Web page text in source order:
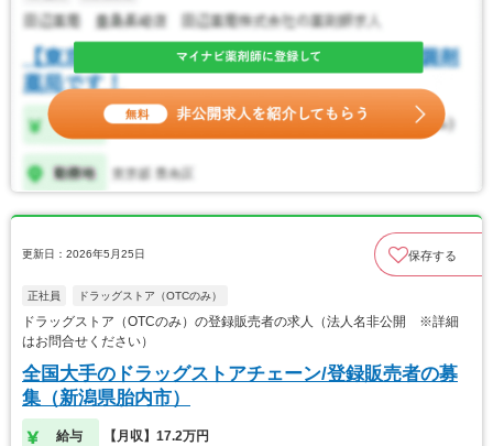
更新日：2026年5月25日 保存する
正社員 ドラッグストア（OTCのみ）
ドラッグストア（OTCのみ）の登録販売者の求人（法人名非公開 ※詳細
はお問合せください）
全国大手のドラッグストアチェーン/登録販売者の募
集（新潟県胎内市）
給与 【月収】17.2万円